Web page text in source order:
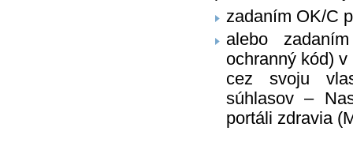
zadaním OK/C
alebo
ochranný kód)
cez svoju
súhlasov –
portáli zdravia